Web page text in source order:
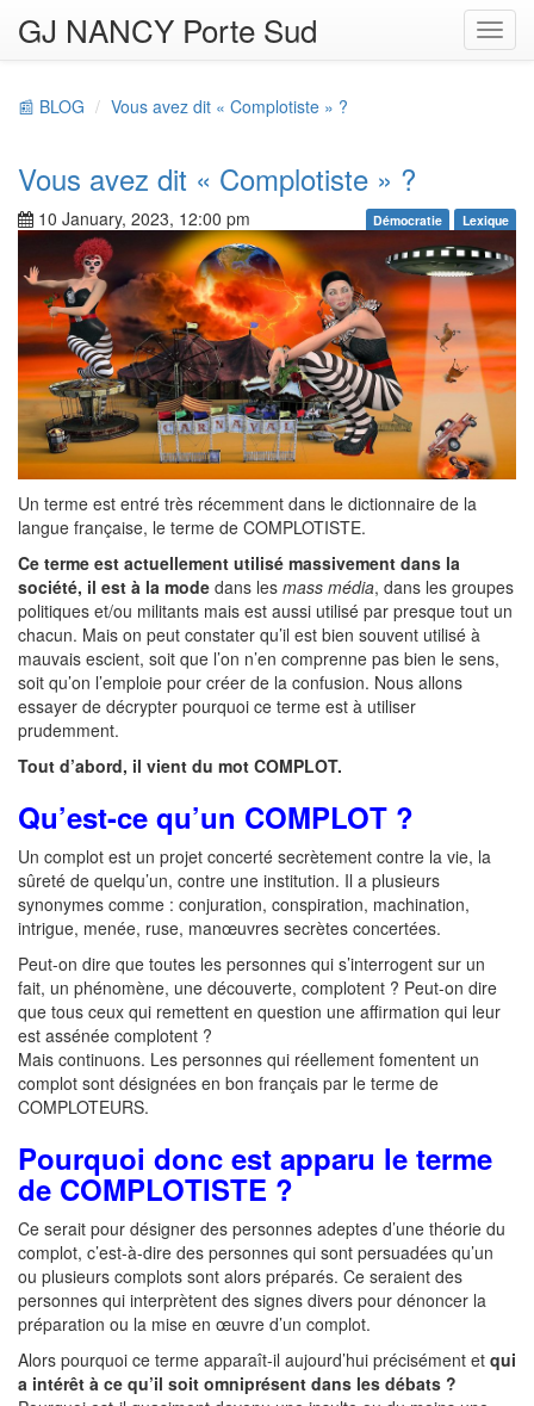
GJ NANCY Porte Sud
📰 BLOG Vous avez dit « Complotiste » ?
Vous avez dit « Complotiste » ?
10 January, 2023, 12:00 pm Démocratie Lexique
Un terme est entré très récemment dans le dictionnaire de la
langue française, le terme de COMPLOTISTE.
Ce terme est actuellement utilisé massivement dans la
société, il est à la mode dans les mass média, dans les groupes
politiques et/ou militants mais est aussi utilisé par presque tout un
chacun. Mais on peut constater qu’il est bien souvent utilisé à
mauvais escient, soit que l’on n’en comprenne pas bien le sens,
soit qu’on l’emploie pour créer de la confusion. Nous allons
essayer de décrypter pourquoi ce terme est à utiliser
prudemment.
Tout d’abord, il vient du mot COMPLOT.
Qu’est-ce qu’un COMPLOT ?
Un complot est un projet concerté secrètement contre la vie, la
sûreté de quelqu’un, contre une institution. Il a plusieurs
synonymes comme : conjuration, conspiration, machination,
intrigue, menée, ruse, manœuvres secrètes concertées.
Peut-on dire que toutes les personnes qui s’interrogent sur un
fait, un phénomène, une découverte, complotent ? Peut-on dire
que tous ceux qui remettent en question une affirmation qui leur
est assénée complotent ?
Mais continuons. Les personnes qui réellement fomentent un
complot sont désignées en bon français par le terme de
COMPLOTEURS.
Pourquoi donc est apparu le terme
de COMPLOTISTE ?
Ce serait pour désigner des personnes adeptes d’une théorie du
complot, c’est-à-dire des personnes qui sont persuadées qu’un
ou plusieurs complots sont alors préparés. Ce seraient des
personnes qui interprètent des signes divers pour dénoncer la
préparation ou la mise en œuvre d’un complot.
Alors pourquoi ce terme apparaît-il aujourd’hui précisément et qui
a intérêt à ce qu’il soit omniprésent dans les débats ?